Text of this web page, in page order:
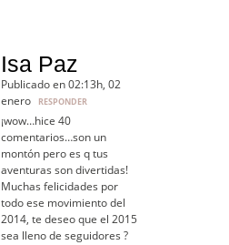
Isa Paz
Publicado en 02:13h, 02
enero
RESPONDER
¡wow…hice 40
comentarios…son un
montón pero es q tus
aventuras son divertidas!
Muchas felicidades por
todo ese movimiento del
2014, te deseo que el 2015
sea lleno de seguidores ?